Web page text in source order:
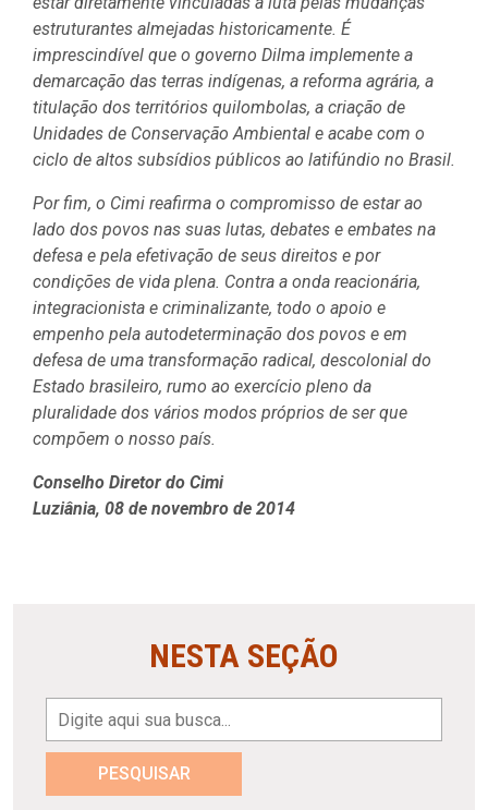
estruturantes almejadas historicamente. É
imprescindível que o governo Dilma implemente a
demarcação das terras indígenas, a reforma agrária, a
titulação dos territórios quilombolas, a criação de
Unidades de Conservação Ambiental e acabe com o
ciclo de altos subsídios públicos ao latifúndio no Brasil.
Por fim, o Cimi reafirma o compromisso de estar ao
lado dos povos nas suas lutas, debates e embates na
defesa e pela efetivação de seus direitos e por
condições de vida plena. Contra a onda reacionária,
integracionista e criminalizante, todo o apoio e
empenho pela autodeterminação dos povos e em
defesa de uma transformação radical, descolonial do
Estado brasileiro, rumo ao exercício pleno da
pluralidade dos vários modos próprios de ser que
compõem o nosso país.
Conselho Diretor do Cimi
Luziânia, 08 de novembro de 2014
NESTA SEÇÃO
PESQUISAR